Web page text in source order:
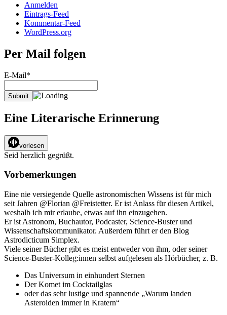
Anmelden
Eintrags-Feed
Kommentar-Feed
WordPress.org
Per Mail folgen
E-Mail*
Eine Literarische Erinnerung
vorlesen
Seid herzlich gegrüßt.
Vorbemerkungen
Eine nie versiegende Quelle astronomischen Wissens ist für mich
seit Jahren @Florian @Freistetter. Er ist Anlass für diesen Artikel,
weshalb ich mir erlaube, etwas auf ihn einzugehen.
Er ist Astronom, Buchautor, Podcaster, Science-Buster und
Wissenschaftskommunikator. Außerdem führt er den Blog
Astrodicticum Simplex.
Viele seiner Bücher gibt es meist entweder von ihm, oder seiner
Science-Buster-Kolleg:innen selbst aufgelesen als Hörbücher, z. B.
Das Universum in einhundert Sternen
Der Komet im Cocktailglas
oder das sehr lustige und spannende „Warum landen
Asteroiden immer in Kratern“